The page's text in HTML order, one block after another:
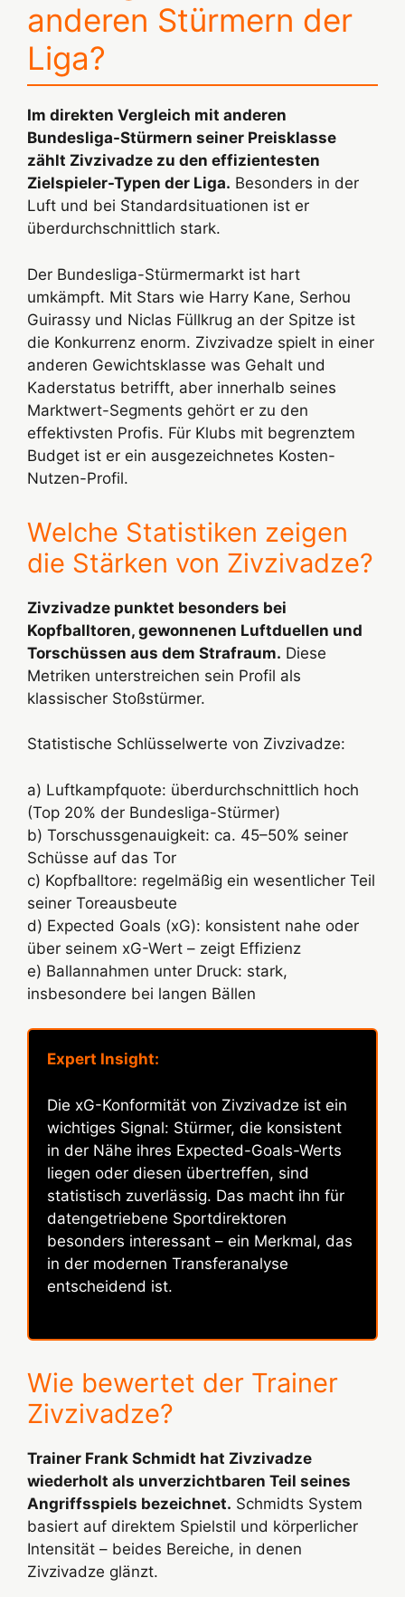
anderen Stürmern der
Liga?
Im direkten Vergleich mit anderen
Bundesliga-Stürmern seiner Preisklasse
zählt Zivzivadze zu den effizientesten
Zielspieler-Typen der Liga. Besonders in der
Luft und bei Standardsituationen ist er
überdurchschnittlich stark.
Der Bundesliga-Stürmermarkt ist hart
umkämpft. Mit Stars wie Harry Kane, Serhou
Guirassy und Niclas Füllkrug an der Spitze ist
die Konkurrenz enorm. Zivzivadze spielt in einer
anderen Gewichtsklasse was Gehalt und
Kaderstatus betrifft, aber innerhalb seines
Marktwert-Segments gehört er zu den
effektivsten Profis. Für Klubs mit begrenztem
Budget ist er ein ausgezeichnetes Kosten-
Nutzen-Profil.
Welche Statistiken zeigen
die Stärken von Zivzivadze?
Zivzivadze punktet besonders bei
Kopfballtoren, gewonnenen Luftduellen und
Torschüssen aus dem Strafraum. Diese
Metriken unterstreichen sein Profil als
klassischer Stoßstürmer.
Statistische Schlüsselwerte von Zivzivadze:
a) Luftkampfquote: überdurchschnittlich hoch
(Top 20% der Bundesliga-Stürmer)
b) Torschussgenauigkeit: ca. 45–50% seiner
Schüsse auf das Tor
c) Kopfballtore: regelmäßig ein wesentlicher Teil
seiner Toreausbeute
d) Expected Goals (xG): konsistent nahe oder
über seinem xG-Wert – zeigt Effizienz
e) Ballannahmen unter Druck: stark,
insbesondere bei langen Bällen
Expert Insight:
Die xG-Konformität von Zivzivadze ist ein
wichtiges Signal: Stürmer, die konsistent
in der Nähe ihres Expected-Goals-Werts
liegen oder diesen übertreffen, sind
statistisch zuverlässig. Das macht ihn für
datengetriebene Sportdirektoren
besonders interessant – ein Merkmal, das
in der modernen Transferanalyse
entscheidend ist.
Wie bewertet der Trainer
Zivzivadze?
Trainer Frank Schmidt hat Zivzivadze
wiederholt als unverzichtbaren Teil seines
Angriffsspiels bezeichnet. Schmidts System
basiert auf direktem Spielstil und körperlicher
Intensität – beides Bereiche, in denen
Zivzivadze glänzt.